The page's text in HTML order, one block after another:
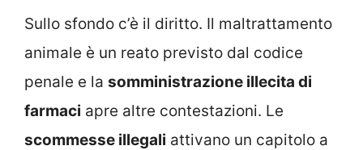
Sullo sfondo c’è il diritto. Il maltrattamento
animale è un reato previsto dal codice
penale e la somministrazione illecita di
farmaci apre altre contestazioni. Le
scommesse illegali attivano un capitolo a